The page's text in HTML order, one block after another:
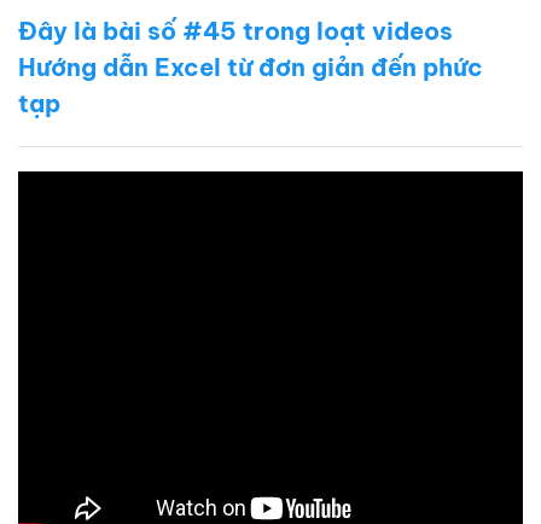
Đây là bài số #45 trong loạt videos
Hướng dẫn Excel từ đơn giản đến phức
tạp